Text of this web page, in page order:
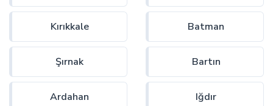
Kırıkkale Batman
Şırnak Bartın
Ardahan Iğdır